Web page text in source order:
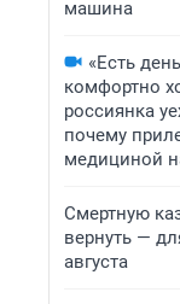
машина
«Есть
комфортно
россиянка
почему
медициной
Смертную
вернуть —
августа